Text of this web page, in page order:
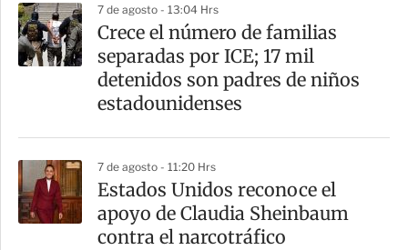
7 de agosto - 13:04 Hrs
Crece el número de familias
separadas por ICE; 17 mil
detenidos son padres de niños
estadounidenses
7 de agosto - 11:20 Hrs
Estados Unidos reconoce el
apoyo de Claudia Sheinbaum
contra el narcotráfico